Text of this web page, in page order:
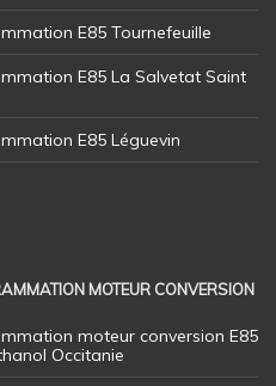
E85 Tournefeuille
E85 La Salvetat Saint
E85 Léguevin
MOTEUR CONVERSION
moteur conversion E85
Occitanie